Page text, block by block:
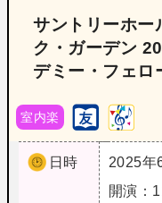
サントリーホー
ク・ガーデン
デミー・フェロ
室内楽
日時
2025年
開演：